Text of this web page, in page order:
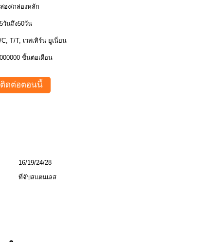
อง/กล่องหลัก
วันถึง50วัน
C, T/T, เวสเทิร์น ยูเนี่ยน
ชิ้นต่อเดือน
ติดต่อตอนนี้
16/19/24/28
ที่จับสแตนเลส